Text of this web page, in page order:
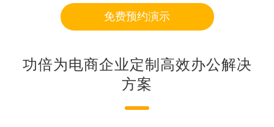
免费预约演示
功倍为电商企业定制高效办公解决
方案